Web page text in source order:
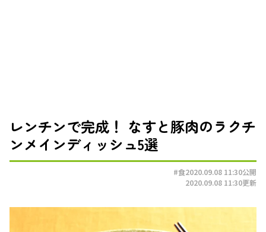
レンチンで完成！ なすと豚肉のラクチ
ンメインディッシュ5選
#食2020.09.08 11:30公開
2020.09.08 11:30更新